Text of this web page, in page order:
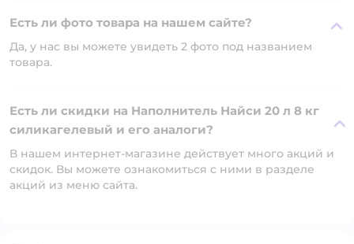
Есть ли фото товара на нашем сайте?
Да, у нас вы можете увидеть 2 фото под названием
товара.
Есть ли скидки на Наполнитель Найси 20 л 8 кг
силикагелевый и его аналоги?
В нашем интернет-магазине действует много акций и
скидок. Вы можете ознакомиться с ними в разделе
акций из меню сайта.